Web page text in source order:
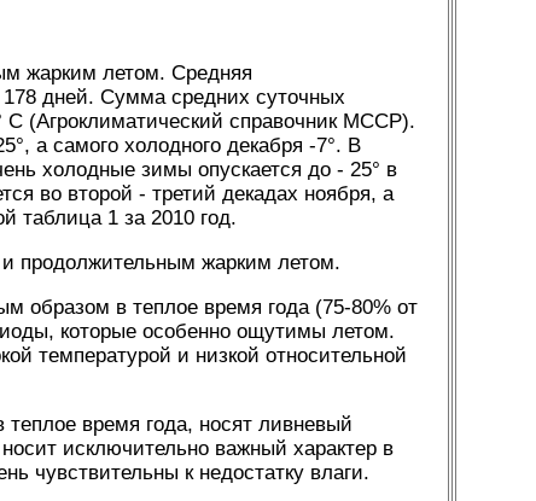
жарким летом. Средняя
178 дней. Сумма средних суточных
С (Агроклиматический справочник МССР).
а самого холодного декабря -7°. В
холодные зимы опускается до - 25° в
во второй - третий декадах ноября, а
таблица 1 за 2010 год.
и продолжительным жарким летом.
образом в теплое время года (75-80% от
которые особенно ощутимы летом.
температурой и низкой относительной
время года, носят ливневый
исключительно важный характер в
чувствительны к недостатку влаги.